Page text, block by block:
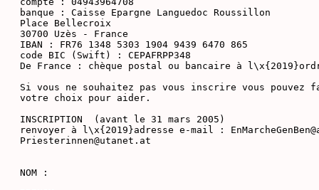
banque : Caisse Epargne Languedoc Roussillon
Place Bellecroix
30700 Uzès - France
IBAN : FR76 1348 5303 1904 9439 6470 865
code BIC (Swift) : CEPAFRPP348
De France : chèque postal ou bancaire à
Si vous ne souhaitez pas vous inscrire vous pouvez
votre choix pour aider.
INSCRIPTION  (avant le 31 mars 2005)
renvoyer à l\x{2019}adresse e-mail :
Priesterinnen@utanet.at
NOM :